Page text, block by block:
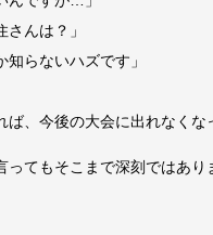
んは？」
らないハズです」
ば、今後の大会に出れなくな
てもそこまで深刻ではあり